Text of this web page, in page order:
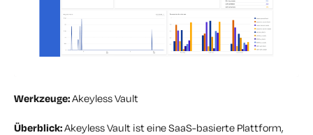
Werkzeuge:Akeyless Vault
Überblick:Akeyless Vault ist eine SaaS-basierte Plattform,